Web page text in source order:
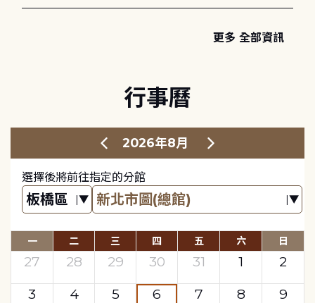
更多 全部資訊
行事曆
2026年8月
選擇後將前往指定的分館
一 二 三 四 五 六 日
27 28 29 30 31 1
2
3
4 5 6 7 8
9